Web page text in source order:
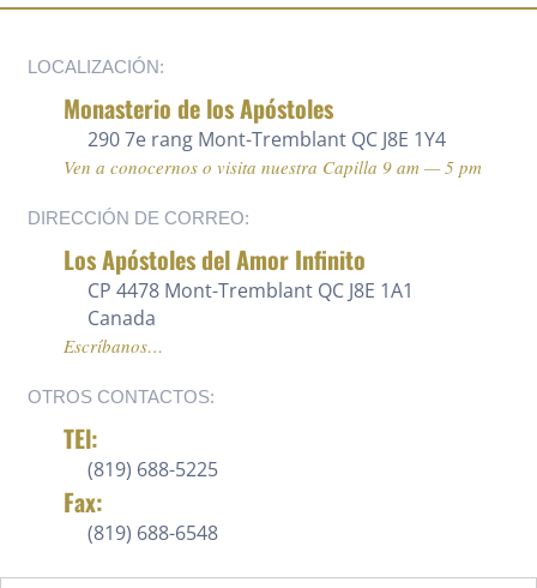
LOCALIZACIÓN:
Monasterio de los Apóstoles
290 7e rang Mont-Tremblant QC J8E 1Y4
Ven a conocernos o visita nuestra Capilla 9 am — 5 pm
DIRECCIÓN DE CORREO:
Los Apóstoles del Amor Infinito
CP 4478 Mont-Tremblant QC J8E 1A1
Canada
Escríbanos…
OTROS CONTACTOS:
TEl:
(819) 688-5225 ‍
Fax:
(819) 688-6548